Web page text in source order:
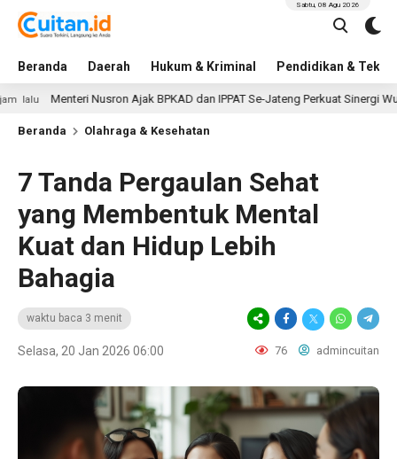
Beranda Daerah Hukum & Kriminal Pendidikan &
Sabtu, 08 Agu 2026
Menteri Nusron Ajak BPKAD dan IPPAT Se-Jateng Perkuat Sinergi Wujudkan
Beranda Olahraga & Kesehatan
7 Tanda Pergaulan Sehat
yang Membentuk Mental
Kuat dan Hidup Lebih
Bahagia
waktu baca 3 menit
Selasa, 20 Jan 2026 06:00 76 admincuitan